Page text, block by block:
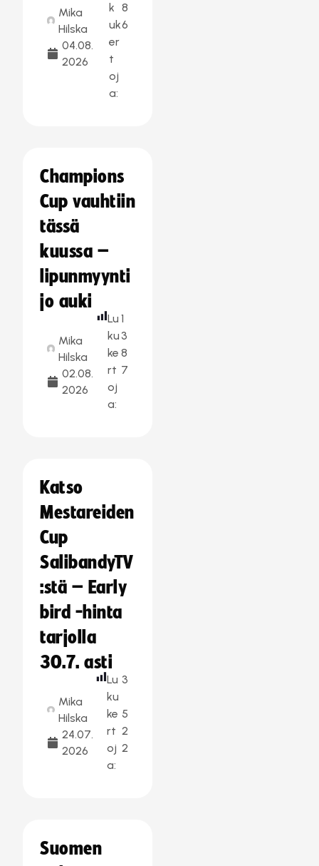
Mika
Hilska
04.08.
2026
k
uk
er
t
oj
a:
8
6
Champions
Cup vauhtiin
tässä
kuussa –
lipunmyynti
jo auki
Mika
Hilska
02.08.
2026
Lu
ku
ke
rt
oj
a:
1
3
8
7
Katso
Mestareiden
Cup
SalibandyTV
:stä – Early
bird -hinta
tarjolla
30.7. asti
Mika
Hilska
24.07.
2026
Lu
ku
ke
rt
oj
a:
3
5
2
2
Suomen